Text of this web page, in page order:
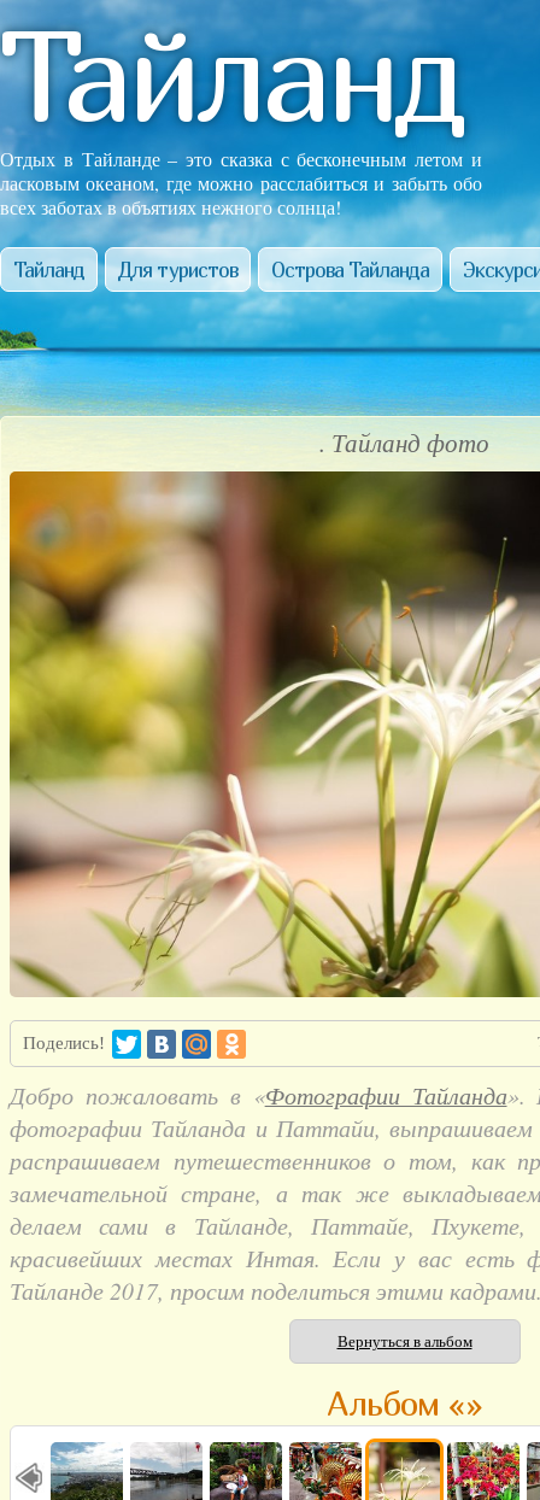
Тайланд
Отдых в Тайланде – это сказка с бесконечным летом и
ласковым океаном, где можно расслабиться и забыть обо
всех заботах в объятиях нежного солнца!
Тайланд Для туристов Острова Тайланда
. Тайланд фото
Поделись!
Добро пожаловать в «Фотографии Тайланда».
фотографии Тайланда и Паттайи, выпрашиваем
распрашиваем путешественников о том, как
замечательной стране, а так же
делаем сами в Тайланде, Паттайе,
красивейших местах Интая. Если у вас есть
Тайланде 2017, просим поделиться этими
Вернуться в альбом
Альбом «»